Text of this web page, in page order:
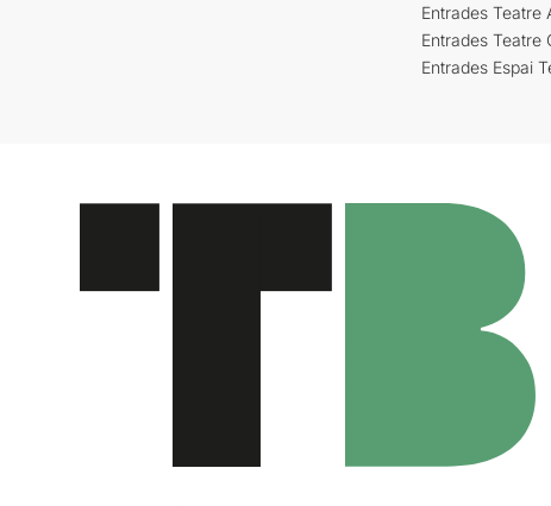
Entrades Teatre
Entrades Teatre
Entrades Espai